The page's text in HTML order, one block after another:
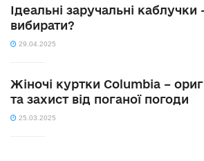
Ідеальні заручальні каблучки
вибирати?
29.04.2025
Жіночі куртки Columbia –
та захист від поганої погоди
25.03.2025